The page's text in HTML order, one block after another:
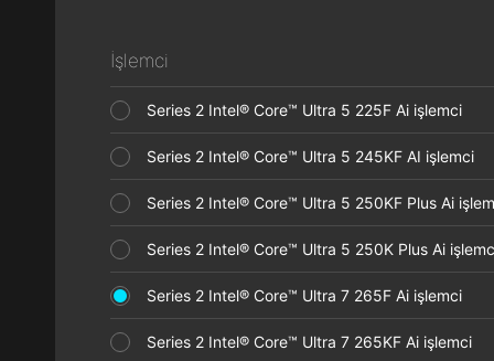
İşlemci
Series 2 Intel® Core™ Ultra 5 225F Ai işlemci
Series 2 Intel® Core™ Ultra 5 245KF AI işlemci
Series 2 Intel® Core™ Ultra 5 250KF Plus Ai
Series 2 Intel® Core™ Ultra 5 250K Plus Ai
Series 2 Intel® Core™ Ultra 7 265F Ai işlemci
Series 2 Intel® Core™ Ultra 7 265KF Ai işlemci